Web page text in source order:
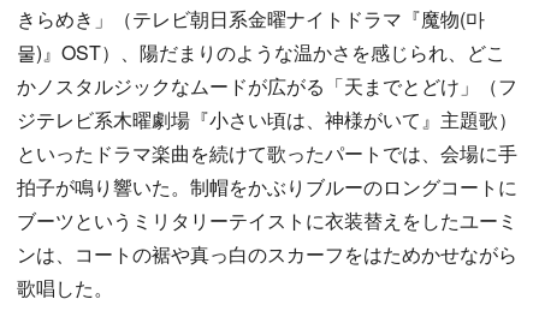
きらめき」（テレビ朝日系金曜ナイトドラマ『魔物(마
물)』OST）、陽だまりのような温かさを感じられ、どこ
かノスタルジックなムードが広がる「天までとどけ」（フ
ジテレビ系木曜劇場『小さい頃は、神様がいて』主題歌）
といったドラマ楽曲を続けて歌ったパートでは、会場に手
拍子が鳴り響いた。制帽をかぶりブルーのロングコートに
ブーツというミリタリーテイストに衣装替えをしたユーミ
ンは、コートの裾や真っ白のスカーフをはためかせながら
歌唱した。